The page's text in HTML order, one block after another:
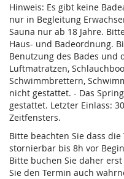
Hinweis: Es gibt keine
nur in Begleitung
Sauna nur ab 18 Jahre.
Haus- und Badeordnung.
Benutzung des Bades und
Luftmatratzen,
Schwimmbrettern,
nicht gestattet. - Das
gestattet. Letzter Einlass:
Zeitfensters.
Bitte beachten Sie dass
stornierbar bis 8h vor
Bitte buchen Sie daher
Sie den Termin auch